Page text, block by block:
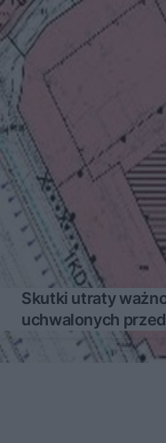
Skutki utraty
uchwalonych